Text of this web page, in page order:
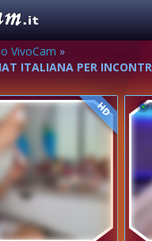
VivoCam »
ITALIANA PER
HD